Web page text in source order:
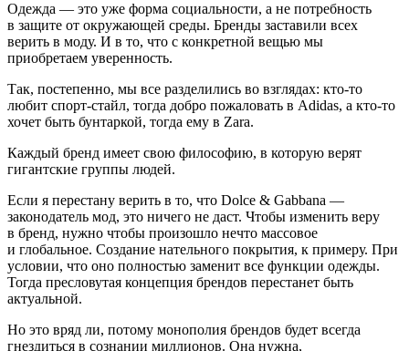
Одежда — это уже форма социальности, а не потребность
в защите от окружающей среды. Бренды заставили всех
верить в моду. И в то, что с конкретной вещью мы
приобретаем уверенность.
Так, постепенно, мы все разделились во взглядах: кто-то
любит спорт-стайл, тогда добро пожаловать в Adidas, а кто-то
хочет быть бунтаркой, тогда ему в Zara.
Каждый бренд имеет свою философию, в которую верят
гигантские группы людей.
Если я перестану верить в то, что Dolce & Gabbana —
законодатель мод, это ничего не даст. Чтобы изменить веру
в бренд, нужно чтобы произошло нечто массовое
и глобальное. Создание нательного покрытия, к примеру. При
условии, что оно полностью заменит все функции одежды.
Тогда пресловутая концепция брендов перестанет быть
актуальной.
Но это вряд ли, потому монополия брендов будет всегда
гнездиться в сознании миллионов. Она нужна,